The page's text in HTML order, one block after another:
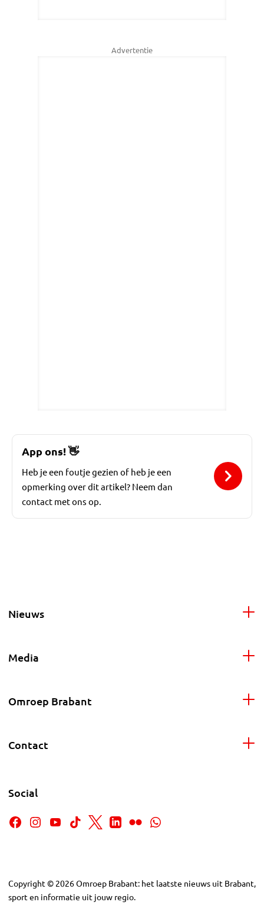
Advertentie
App ons! 👋
Heb je een foutje gezien of heb je een
opmerking over dit artikel? Neem dan
contact met ons op.
Nieuws
Media
Omroep Brabant
Contact
Social
Copyright © 2026Omroep Brabant: het laatste nieuws uit Brabant,
sport en informatie uit jouw regio.